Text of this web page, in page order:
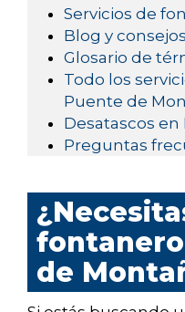
Servicios de
Blog y consejos
Glosario de
Todo los
Puente de
Desatascos
Preguntas
de